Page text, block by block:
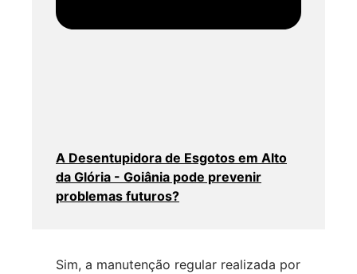
A Desentupidora de Esgotos em Alto
da Glória - Goiânia pode prevenir
problemas futuros?
Sim, a manutenção regular realizada por